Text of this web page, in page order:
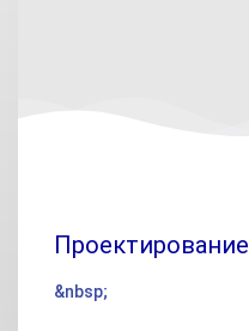
Проектирование
&nbsp;